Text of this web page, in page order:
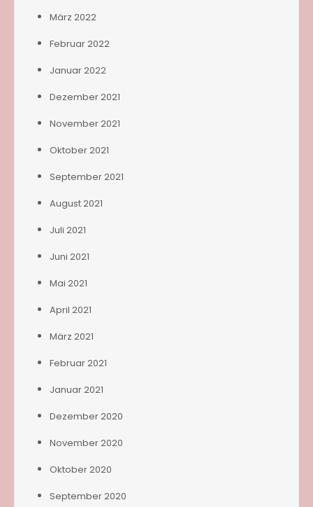
März 2022
Februar 2022
Januar 2022
Dezember 2021
November 2021
Oktober 2021
September 2021
August 2021
Juli 2021
Juni 2021
Mai 2021
April 2021
März 2021
Februar 2021
Januar 2021
Dezember 2020
November 2020
Oktober 2020
September 2020